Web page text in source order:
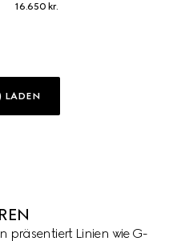
16.650 kr.
LADEN
präsentiert Linien wie G-